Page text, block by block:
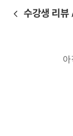
수강생 리
아